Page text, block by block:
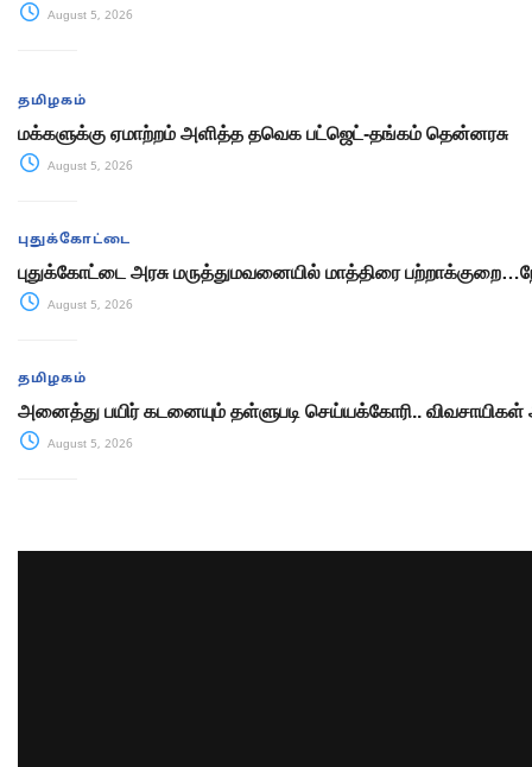
August 5, 2026
தமிழகம்
மக்களுக்கு ஏமாற்றம் அளித்த தவெக பட்ஜெட்-தங்கம் தென்னரசு
August 5, 2026
புதுக்கோட்டை
புதுக்கோட்டை அரசு மருத்துமவனையில் மாத்திரை
August 5, 2026
தமிழகம்
அனைத்து பயிர் கடனையும் தள்ளுபடி செய்யக்கோரி.. விவசாயிகள்
August 5, 2026